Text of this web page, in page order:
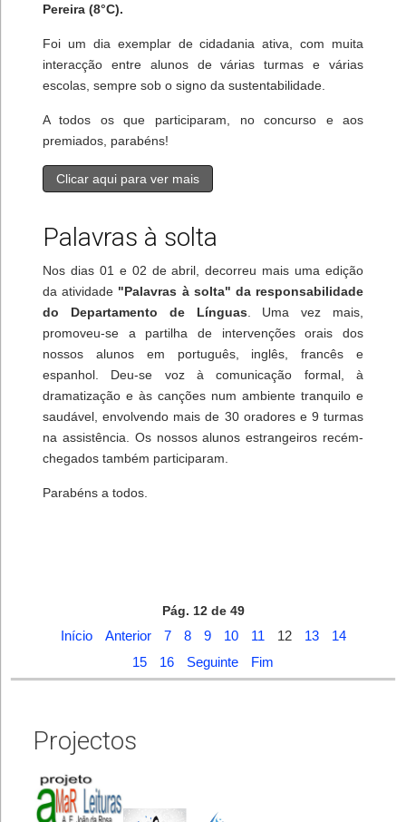
Pereira (8°C).
Foi um dia exemplar de cidadania ativa, com muita
interacção entre alunos de várias turmas e várias
escolas, sempre sob o signo da sustentabilidade.
A todos os que participaram, no concurso e aos
premiados, parabéns!
Clicar aqui para ver mais
Palavras à solta
Nos dias 01 e 02 de abril, decorreu mais uma edição
da atividade "Palavras à solta" da responsabilidade
do Departamento de Línguas . Uma vez mais,
promoveu-se a partilha de intervenções orais dos
nossos alunos em português, inglês, francês e
espanhol. Deu-se voz à comunicação formal, à
dramatização e às canções num ambiente tranquilo e
saudável, envolvendo mais de 30 oradores e 9 turmas
na assistência. Os nossos alunos estrangeiros recém-
chegados também participaram.
Parabéns a todos.
Pág. 12 de 49
Início Anterior 7 8 9 10 11 12 13
14
15
16 Seguinte Fim
Projectos